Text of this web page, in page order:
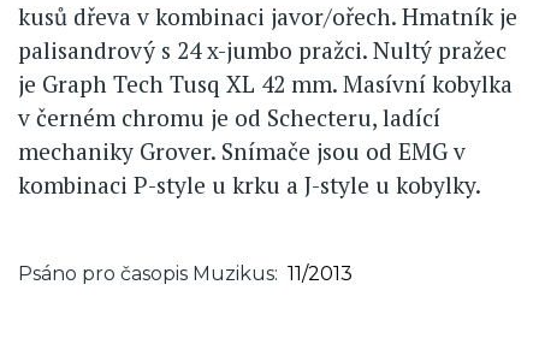
kusů dřeva v kombinaci javor/ořech. Hmatník je
palisandrový s 24 x-jumbo pražci. Nultý pražec
je Graph Tech Tusq XL 42 mm. Masívní kobylka
v černém chromu je od Schecteru, ladící
mechaniky Grover. Snímače jsou od EMG v
kombinaci P-style u krku a J-style u kobylky.
Psáno pro časopis Muzikus 11/2013